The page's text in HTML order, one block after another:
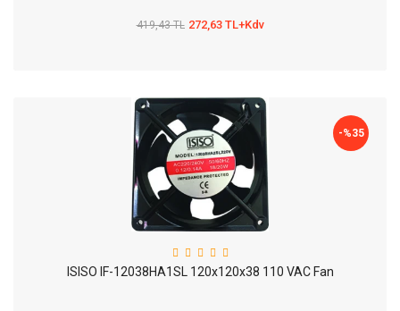
419,43 TL 272,63 TL+Kdv
-%35
ISISO IF-12038HA1SL 120x120x38 110 VAC Fan